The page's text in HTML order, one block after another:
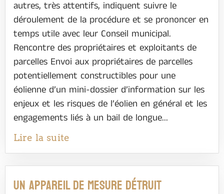
autres, très attentifs, indiquent suivre le
déroulement de la procédure et se prononcer en
temps utile avec leur Conseil municipal.
Rencontre des propriétaires et exploitants de
parcelles Envoi aux propriétaires de parcelles
potentiellement constructibles pour une
éolienne d’un mini-dossier d’information sur les
enjeux et les risques de l’éolien en général et les
engagements liés à un bail de longue...
Lire la suite
Un appareil de mesure détruit